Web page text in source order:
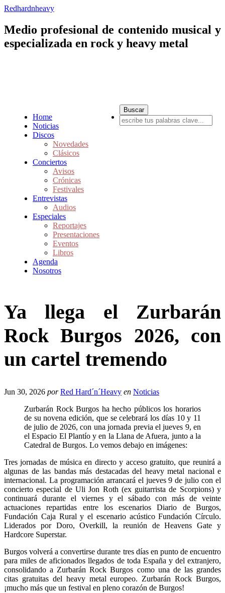
Redhardnheavy
Medio profesional de contenido musical y
especializada en rock y heavy metal
Home
Noticias
Discos
Novedades
Clásicos
Conciertos
Avisos
Crónicas
Festivales
Entrevistas
Audios
Especiales
Reportajes
Presentaciones
Eventos
Libros
Agenda
Nosotros
Ya llega el Zurbarán
Rock Burgos 2026, con
un cartel tremendo
Jun 30, 2026 por Red Hard´n´Heavy en Noticias
Zurbarán Rock Burgos ha hecho públicos los horarios
de su novena edición, que se celebrará los días 10 y 11
de julio de 2026, con una jornada previa el jueves 9, en
el Espacio El Plantío y en la Llana de Afuera, junto a la
Catedral de Burgos. Lo vemos debajo en imágenes:
Tres jornadas de música en directo y acceso gratuito, que reunirá a
algunas de las bandas más destacadas del heavy metal nacional e
internacional. La programación arrancará el jueves 9 de julio con el
concierto especial de Uli Jon Roth (ex guitarrista de Scorpions) y
continuará durante el viernes y el sábado con más de veinte
actuaciones repartidas entre los escenarios Diario de Burgos,
Fundación Caja Rural y el escenario acústico Fundación Círculo.
Liderados por Doro, Overkill, la reunión de Heavens Gate y
Hardcore Superstar.
Burgos volverá a convertirse durante tres días en punto de encuentro
para miles de aficionados llegados de toda España y del extranjero,
consolidando a Zurbarán Rock Burgos como una de las grandes
citas gratuitas del heavy metal europeo. Zurbarán Rock Burgos,
¡mucho más que un festival en pleno corazón de Burgos!